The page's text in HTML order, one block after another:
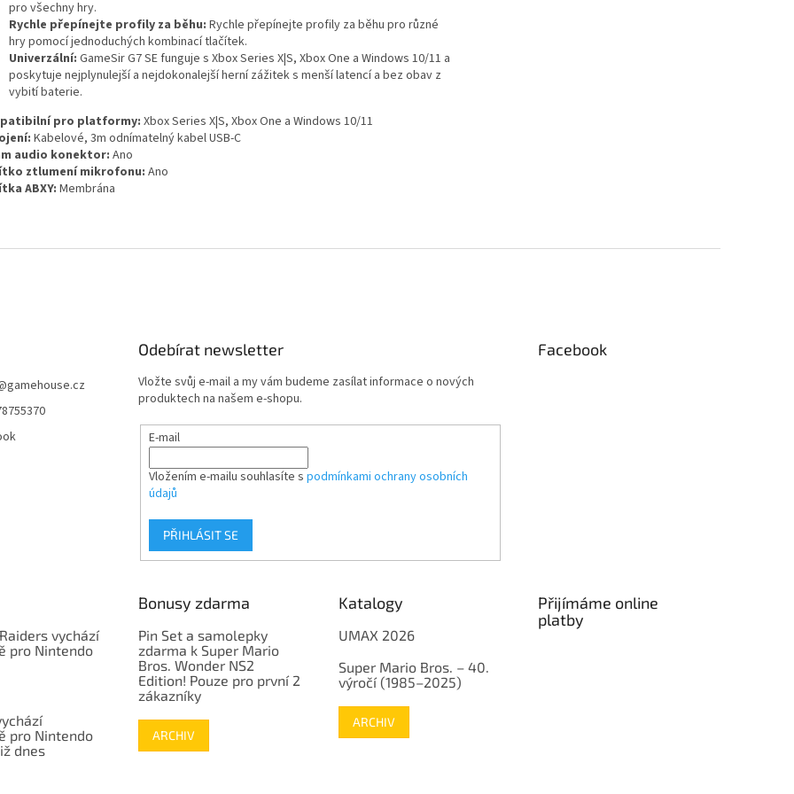
pro všechny hry.
Rychle přepínejte profily za běhu: Rychle přepínejte profily za běhu pro různé
hry pomocí jednoduchých kombinací tlačítek.
Univerzální: GameSir G7 SE funguje s Xbox Series X|S, Xbox One a Windows 10/11 a
poskytuje nejplynulejší a nejdokonalejší herní zážitek s menší latencí a bez obav z
vybití baterie.
pro platformy:Xbox Series X|S, Xbox One a Windows 10/11
Kabelové, 3m odnímatelný kabel USB-C
audio konektor: Ano
ztlumení mikrofonu: Ano
ABXY: Membrána
gamehouse.cz
Odebírat newsletter
Vložte svůj e-mail a my vám budeme zasílat informace o nových
produktech na našem e-shopu.
E-mail
Vložením e-mailu souhlasíte s podmínkami ochrany osobních
údajů
PŘIHLÁSIT SE
Facebook
vychází
pro Nintendo
pro Nintendo
dnes
Bonusy zdarma
Pin Set a samolepky
zdarma k Super Mario
Bros. Wonder NS2
Edition! Pouze pro první 2
zákazníky
ARCHIV
Katalogy
UMAX 2026
Super Mario Bros. – 40.
výročí (1985–2025)
ARCHIV
Přijímáme online
platby